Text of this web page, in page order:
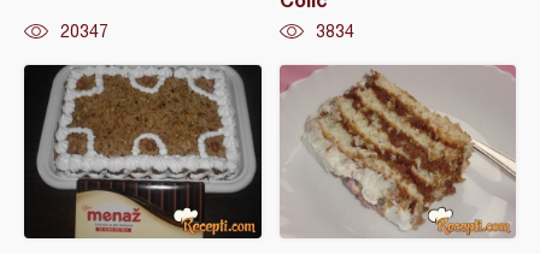
20347 3834